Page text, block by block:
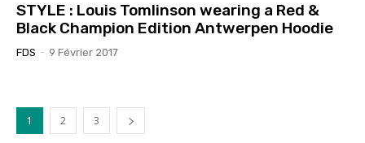
STYLE : Louis Tomlinson wearing a Red &
Black Champion Edition Antwerpen Hoodie
FDS - 9 Février 2017
1 2 3